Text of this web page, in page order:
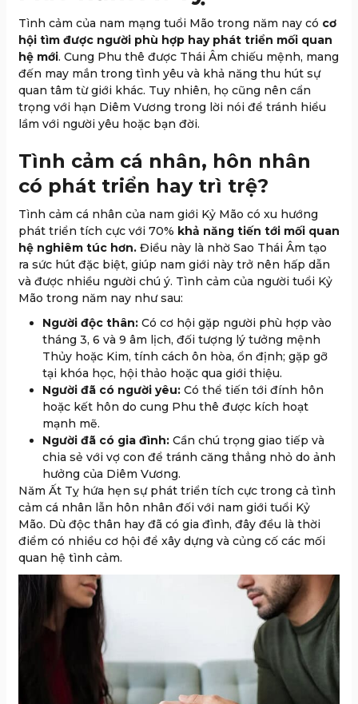
Tình cảm của nam mạng tuổi Mão trong năm nay có cơ
hội tìm được người phù hợp hay phát triển mối quan
hệ mới. Cung Phu thê được Thái Âm chiếu mệnh, mang
đến may mắn trong tình yêu và khả năng thu hút sự
quan tâm từ giới khác. Tuy nhiên, họ cũng nên cẩn
trọng với hạn Diêm Vương trong lời nói để tránh hiểu
lầm với người yêu hoặc bạn đời.
Tình cảm cá nhân, hôn nhân
có phát triển hay trì trệ?
Tình cảm cá nhân của nam giới Kỷ Mão có xu hướng
phát triển tích cực với 70% khả năng tiến tới mối quan
hệ nghiêm túc hơn. Điều này là nhờ Sao Thái Âm tạo
ra sức hút đặc biệt, giúp nam giới này trở nên hấp dẫn
và được nhiều người chú ý. Tình cảm của người tuổi Kỷ
Mão trong năm nay như sau:
Người độc thân: Có cơ hội gặp người phù hợp vào
tháng 3, 6 và 9 âm lịch, đối tượng lý tưởng mệnh
Thủy hoặc Kim, tính cách ôn hòa, ổn định; gặp gỡ
tại khóa học, hội thảo hoặc qua giới thiệu.
Người đã có người yêu: Có thể tiến tới đính hôn
hoặc kết hôn do cung Phu thê được kích hoạt
mạnh mẽ.
Người đã có gia đình: Cần chú trọng giao tiếp và
chia sẻ với vợ con để tránh căng thẳng nhỏ do ảnh
hưởng của Diêm Vương.
Năm Ất Tỵ hứa hẹn sự phát triển tích cực trong cả tình
cảm cá nhân lẫn hôn nhân đối với nam giới tuổi Kỷ
Mão. Dù độc thân hay đã có gia đình, đây đều là thời
điểm có nhiều cơ hội để xây dựng và củng cố các mối
quan hệ tình cảm.